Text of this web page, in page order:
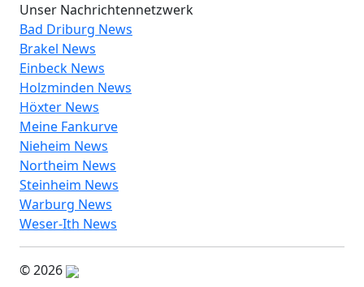
Unser Nachrichtennetzwerk
Bad Driburg News
Brakel News
Einbeck News
Holzminden News
Höxter News
Meine Fankurve
Nieheim News
Northeim News
Steinheim News
Warburg News
Weser-Ith News
© 2026